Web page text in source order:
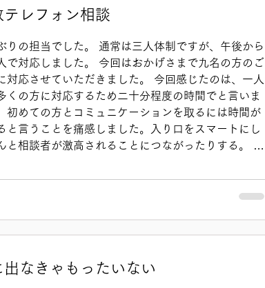
す。 負けたらダメなんだと生きてきたのです。 し
自分は周りからどう見られ、どう評価されているか
思いに縛られて結局は世間の冷たい眼の中から抜け
くなってしまうのです。 その目線を変えていくこと
生き方がガラッと変わっていきます。...
テレフォン相談
りの担当でした。 通常は三人体制ですが、午後から
で対応しました。 今回はおかげさまで九名の方のご
対応させていただきました。 今回感じたのは、一人
くの方に対応するため二十分程度の時間でと言いま
初めての方とコミュニケーションを取るには時間が
と言うことを痛感しました。入り口をスマートにし
と相談者が激高されることにつながったりする。 特
の県からおかけしているか、年代を聞くのですが、
か九州とか地方でしか答えてくださらない方も多
の質問をされる方が実に多い。 宗派の違いはわから
とがあるのでと言っても、お坊さんなんだから答え
出なきゃもったいない